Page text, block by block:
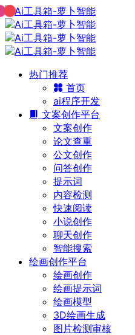
热门推荐
首页
ai程序开发
文案创作平台
文案创作
论文查重
公文创作
问答创作
提示词
内容检测
快速阅读
小说创作
聊天创作
智能搜索
绘画创作平台
绘画创作
绘画提示词
绘画模型
3D绘画生成
图片检测审核